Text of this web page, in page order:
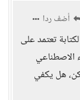
أضف ردا
تعتمد على
الاصطناعي
هل يكفي